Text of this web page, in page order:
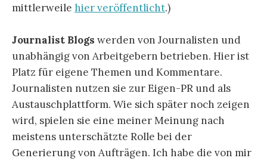
mittlerweile hier veröffentlicht.)
Journalist Blogs werden von Journalisten und
unabhängig von Arbeitgebern betrieben. Hier ist
Platz für eigene Themen und Kommentare.
Journalisten nutzen sie zur Eigen-PR und als
Austauschplattform. Wie sich später noch zeigen
wird, spielen sie eine meiner Meinung nach
meistens unterschätzte Rolle bei der
Generierung von Aufträgen. Ich habe die von mir